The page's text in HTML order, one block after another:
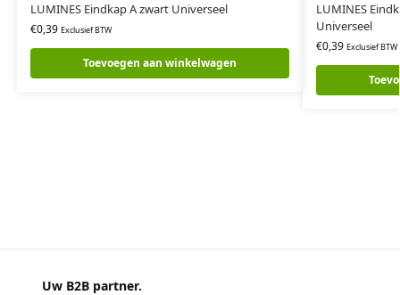
LUMINES Eindkap A zwart Universeel
€0,39 Exclusief BTW
Toevoegen aan winkelwagen
LUMINES
Universeel
€0,39 Exclusief BTW
Uw B2B partner.